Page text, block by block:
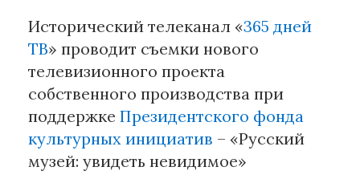
Архитектура и урбанистика
Наука и технологии
Медиа
Образование
Издательское дело
Музыка
Музеи
Исторический телеканал «365 дней
ТВ» проводит съемки нового
телевизионного проекта
собственного производства при
поддержке Президентского фонда
культурных инициатив – «Русский
музей: увидеть невидимое»